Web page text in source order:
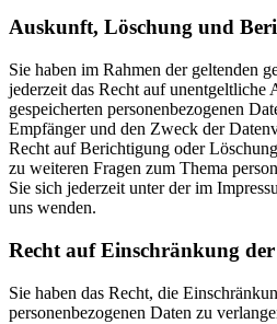
Auskunft, Löschung und
Sie haben im Rahmen der geltenden
jederzeit das Recht auf unentgeltliche
gespeicherten personenbezogenen
Empfänger und den Zweck der
Recht auf Berichtigung oder
zu weiteren Fragen zum Thema
Sie sich jederzeit unter der im
uns wenden.
Recht auf Einschränkung
Sie haben das Recht, die
personenbezogenen Daten zu